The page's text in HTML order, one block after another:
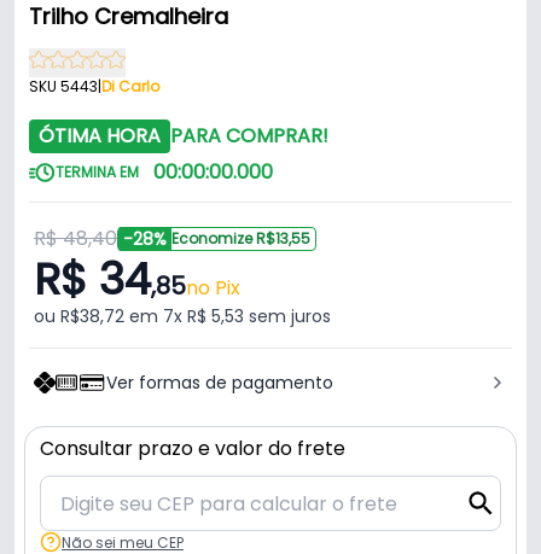
Trilho Cremalheira
SKU 5443|Di Carlo
ÓTIMA HORA PARA COMPRAR!
TERMINA EM 00:00:00.000
R$ 48,40 -28% Economize R$13,55
R$ 34,85no Pix
ou R$38,72 em 7x R$ 5,53 sem juros
Ver formas de pagamento
Consultar prazo e valor do frete
Não sei meu CEP